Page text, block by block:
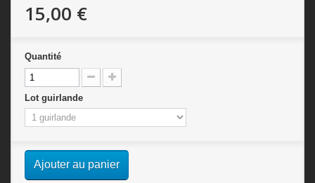
15,00 €
Quantité
Lot guirlande
Ajouter au panier